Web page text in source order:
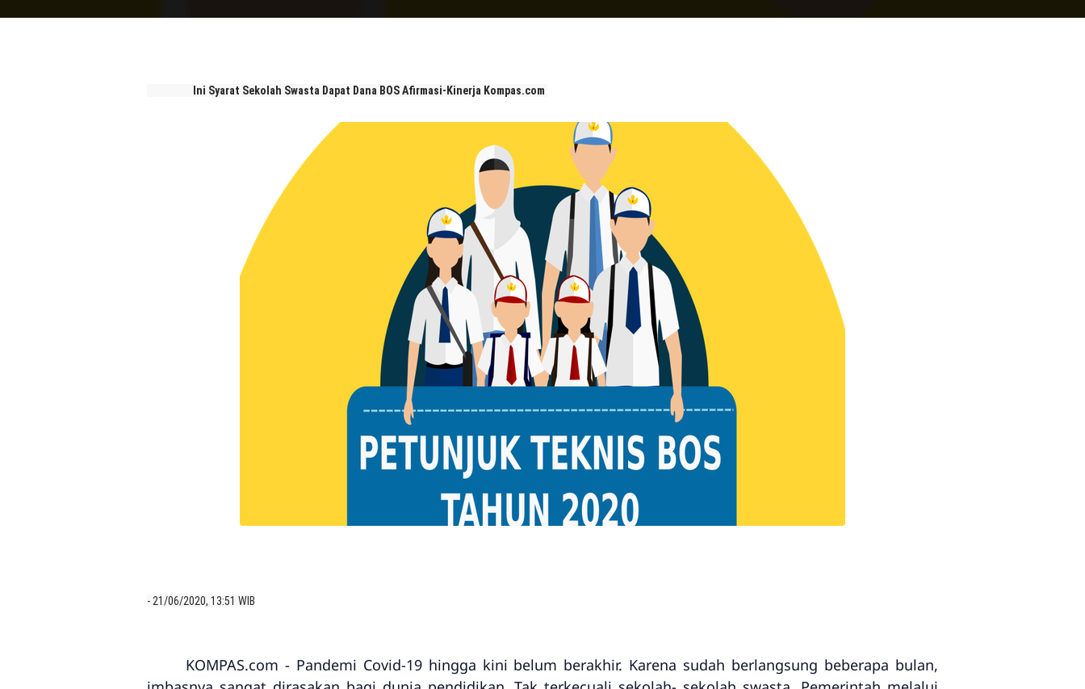
Ini Syarat Sekolah Swasta Dapat Dana BOS Afirmasi-Kinerja Kompas.com
- 21/06/2020, 13:51 WIB
KOMPAS.com - Pandemi Covid-19 hingga kini belum berakhir. Karena sudah berlangsung beberapa bulan,